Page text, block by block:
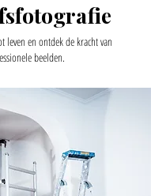
leven en ontdek de kracht van
beelden.